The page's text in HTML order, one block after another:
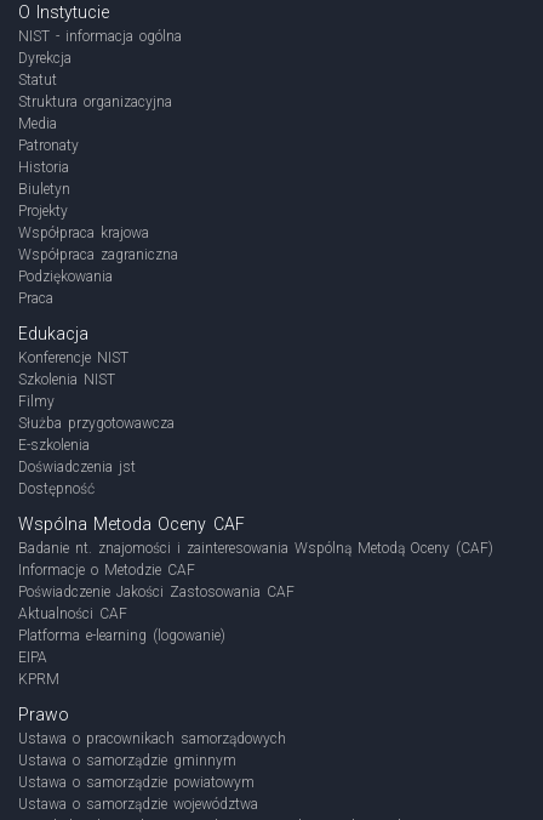
O Instytucie
NIST - informacja ogólna
Dyrekcja
Statut
Struktura organizacyjna
Media
Patronaty
Historia
Biuletyn
Projekty
Współpraca krajowa
Współpraca zagraniczna
Podziękowania
Praca
Edukacja
Konferencje NIST
Szkolenia NIST
Filmy
Służba przygotowawcza
E-szkolenia
Doświadczenia jst
Dostępność
Wspólna Metoda Oceny CAF
Badanie nt. znajomości i zainteresowania Wspólną Metodą Oceny (CAF)
Informacje o Metodzie CAF
Poświadczenie Jakości Zastosowania CAF
Aktualności CAF
Platforma e-learning (logowanie)
EIPA
KPRM
Prawo
Ustawa o pracownikach samorządowych
Ustawa o samorządzie gminnym
Ustawa o samorządzie powiatowym
Ustawa o samorządzie województwa